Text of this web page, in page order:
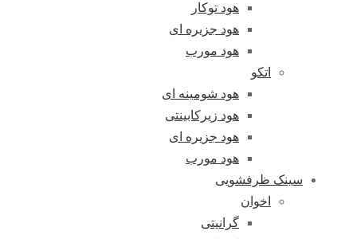
هود توکار
هود جزیره ای
هود مورب
اتکو
هود شومینه ای
هود زیرکابینتی
هود جزیره ای
هود مورب
سینک ظرفشویی
اخوان
گرانیتی